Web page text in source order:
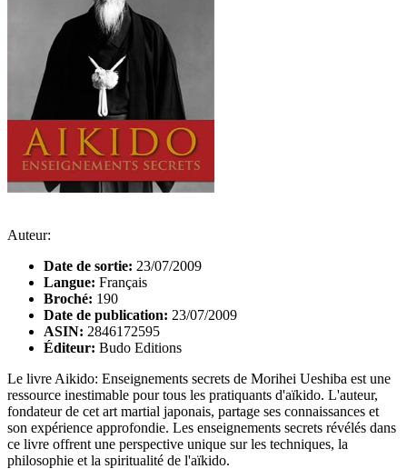
Auteur:
Date de sortie: 23/07/2009
Langue: Français
Broché: 190
Date de publication: 23/07/2009
ASIN: 2846172595
Éditeur: Budo Editions
Le livre Aikido: Enseignements secrets de Morihei Ueshiba est une
ressource inestimable pour tous les pratiquants d'aïkido. L'auteur,
fondateur de cet art martial japonais, partage ses connaissances et
son expérience approfondie. Les enseignements secrets révélés dans
ce livre offrent une perspective unique sur les techniques, la
philosophie et la spiritualité de l'aïkido.